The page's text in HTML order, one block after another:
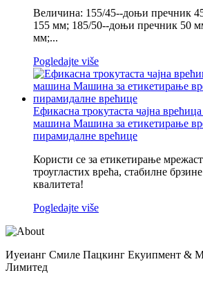
Величина: 155/45--доњи пречник
155 мм; 185/50--доњи пречник 50
мм;...
Pogledajte više
Ефикасна трокутаста чајна
машина Машина за етикетирање
пирамидалне врећице
Користи се за етикетирање
троугластих врећа, стабилне
квалитета!
Pogledajte više
Иуеианг Смиле Пацкинг Екуипмент &
Лимитед